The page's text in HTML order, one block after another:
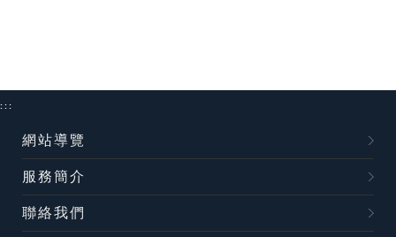
:::
網站導覽
服務簡介
聯絡我們